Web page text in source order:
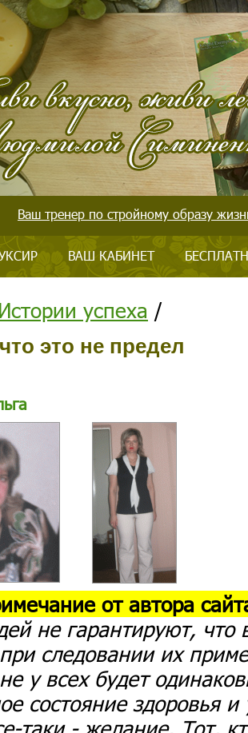
Ваш тренер по стройному образу
ВАШ КАБИНЕТ
Истории успеха /
это не предел
от автора
не гарантируют, что
при следовании их
не у всех будет
состояние здоровья